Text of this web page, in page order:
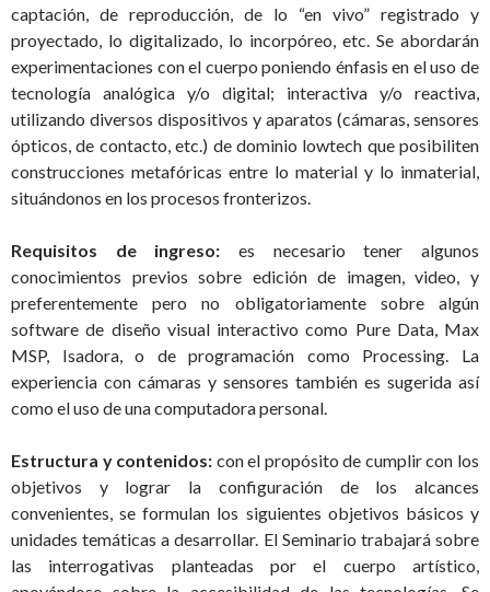
captación, de reproducción, de lo “en vivo” registrado y
proyectado, lo digitalizado, lo incorpóreo, etc. Se abordarán
experimentaciones con el cuerpo poniendo énfasis en el uso de
tecnología analógica y/o digital; interactiva y/o reactiva,
utilizando diversos dispositivos y aparatos (cámaras, sensores
ópticos, de contacto, etc.) de dominio lowtech que posibiliten
construcciones metafóricas entre lo material y lo inmaterial,
situándonos en los procesos fronterizos.
Requisitos de ingreso: es necesario tener algunos
conocimientos previos sobre edición de imagen, video, y
preferentemente pero no obligatoriamente sobre algún
software de diseño visual interactivo como Pure Data, Max
MSP, Isadora, o de programación como Processing. La
experiencia con cámaras y sensores también es sugerida así
como el uso de una computadora personal.
Estructura y contenidos: con el propósito de cumplir con los
objetivos y lograr la configuración de los alcances
convenientes, se formulan los siguientes objetivos básicos y
unidades temáticas a desarrollar. El Seminario trabajará sobre
las interrogativas planteadas por el cuerpo artístico,